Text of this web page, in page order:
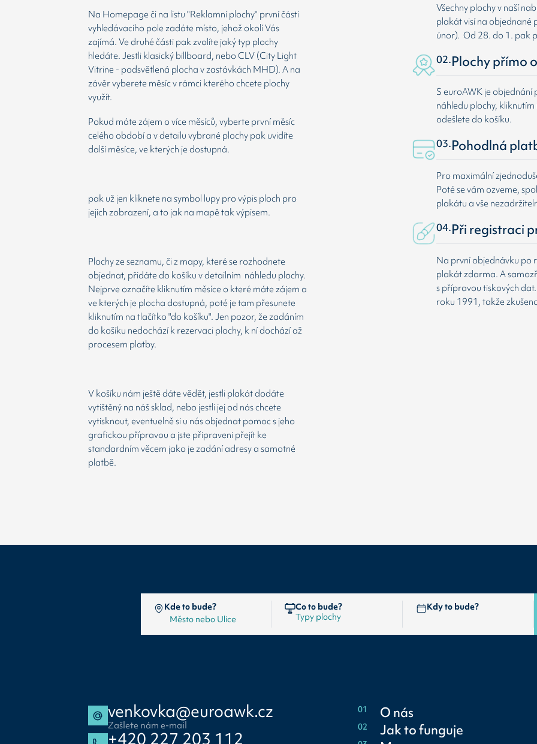
Na Homepage či na listu "Reklamní plochy" první části
vyhledávacího pole zadáte místo, jehož okolí Vás
zajímá. Ve druhé části pak zvolíte jaký typ plochy
hledáte. Jestli klasický billboard, nebo CLV (City Light
Vitrine - podsvětlená plocha v zastávkách MHD). A na
závěr vyberete měsíc v rámci kterého chcete plochy
využít.
Pokud máte zájem o více měsíců, vyberte první měsíc
celého období a v detailu vybrané plochy pak uvidíte
další měsíce, ve kterých je dostupná.
pak už jen kliknete na symbol lupy pro výpis ploch pro
jejich zobrazení, a to jak na mapě tak výpisem.
Plochy ze seznamu, či z mapy, které se rozhodnete
objednat, přidáte do košíku v detailním náhledu plochy.
Nejprve označíte kliknutím měsíce o které máte zájem a
ve kterých je plocha dostupná, poté je tam přesunete
kliknutím na tlačítko "do košíku". Jen pozor, že zadáním
do košíku nedochází k rezervaci plochy, k ní dochází až
procesem platby.
V košíku nám ještě dáte vědět, jestli plakát dodáte
vytištěný na náš sklad, nebo jestli jej od nás chcete
vytisknout, eventuelně si u nás objednat pomoc s jeho
grafickou přípravou a jste připraveni přejít ke
standardním věcem jako je zadání adresy a samotné
platbě.
Všechny plochy v naší
plakát visí na objednané
únor). Od 28. do 1. pak
02.Plochy přímo
S euroAWK je objednání
náhledu plochy,
odešlete do košíku.
03.Pohodlná
Pro maximální
Poté se vám ozveme,
plakátu a vše
04.Při registraci
Na první objednávku po
plakát zdarma. A
s přípravou tiskových
roku 1991, takže
Kde to bude? Co to bude? Kdy to bude?
venkovka@euroawk.cz
Zašlete nám e-mail
+420 227 203 112
01 O nás
02 Jak to funguje